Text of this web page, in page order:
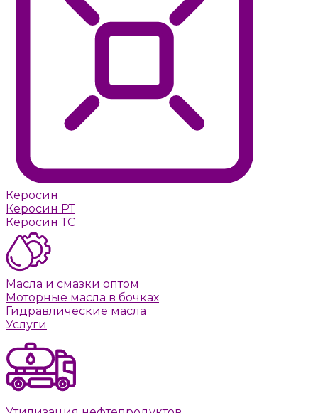
Керосин
Керосин РТ
Керосин ТС
Масла и смазки оптом
Моторные масла в бочках
Гидравлические масла
Услуги